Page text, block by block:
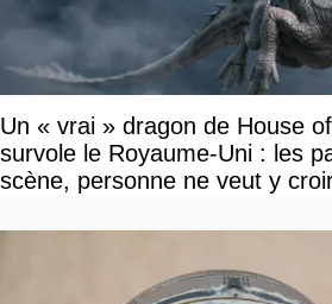
Un « vrai » dragon de House
survole le Royaume-Uni : les
scène, personne ne veut y